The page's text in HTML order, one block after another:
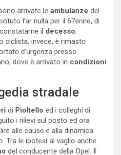
arrivate le ambulanze del
far nulla per il 67enne, di
il decesso,
ciclista, invece, è rimasto
d’urgenza presso
dove è arrivato in condizioni
stradale
di Pioltello ed i colleghi di
i rilievi sul posto ed ora
alle cause e alla dinamica
Tra le ipotesi al vaglio anche
del conducente della Opel. Il